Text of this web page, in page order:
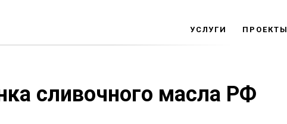
УСЛУГИ ПРОЕКТЫ
сливочного масла РФ